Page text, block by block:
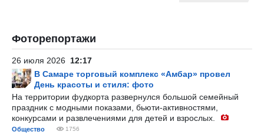
Фоторепортажи
26 июля 2026 12:17
В Самаре торговый комплекс «Амбар» провел
День красоты и стиля: фото
На территории фудкорта развернулся большой семейный
праздник с модными показами, бьюти-активностями,
конкурсами и развлечениями для детей и взрослых.
Общество 1756